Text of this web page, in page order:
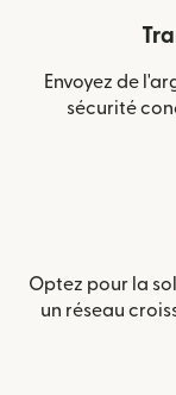
Envoyez de
sécurité
Optez pour la
un réseau